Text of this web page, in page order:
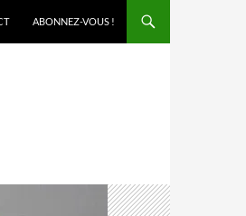
ABONNEZ-VOUS !